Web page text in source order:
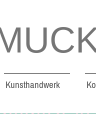
Kunsthandwerk